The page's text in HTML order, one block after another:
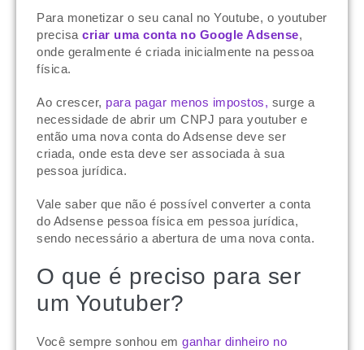
Para monetizar o seu canal no Youtube, o youtuber
precisa criar uma conta no Google Adsense,
onde geralmente é criada inicialmente na pessoa
física.
Ao crescer, para pagar menos impostos, surge a
necessidade de abrir um CNPJ para youtuber e
então uma nova conta do Adsense deve ser
criada, onde esta deve ser associada à sua
pessoa jurídica.
Vale saber que não é possível converter a conta
do Adsense pessoa física em pessoa jurídica,
sendo necessário a abertura de uma nova conta.
O que é preciso para ser
um Youtuber?
Você sempre sonhou em ganhar dinheiro no